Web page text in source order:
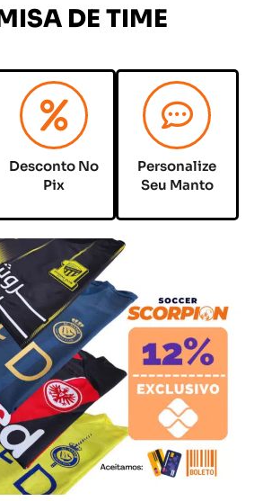
DE TIME
Desconto No
Pix
Personalize
Seu Manto